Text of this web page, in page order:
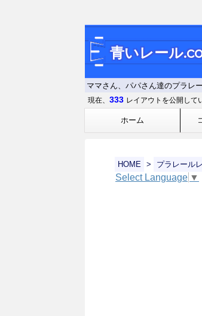
青いレール
ママさん、パパさん達のプラレ
現在、 333 レイアウトを公開して
ホーム
HOME > プラレール
Select Language ▼